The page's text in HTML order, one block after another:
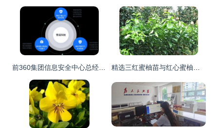
前360集团信息安全中心总经理创业，雪诺科技完成数千万元天使轮融资 精选三红蜜柚苗与红心蜜柚苗，厂家直供，品质保障，欢迎批发洽谈